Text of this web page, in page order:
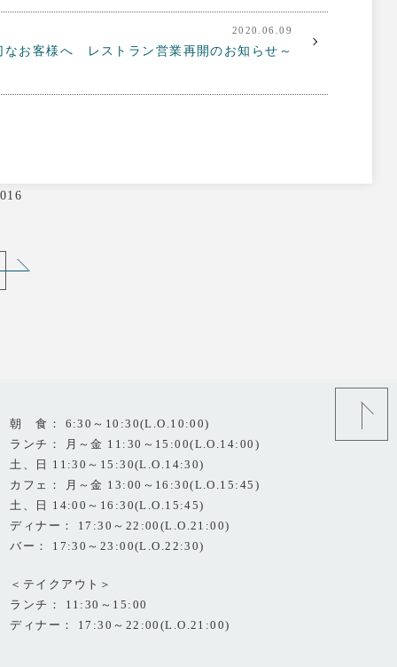
2020.06.09
なお客様へ レストラン営業再開のお知らせ～
朝 食： 6:30～10:30(L.O.10:00)
ランチ： 月～金 11:30～15:00(L.O.14:00)
土、日 11:30～15:30(L.O.14:30)
カフェ： 月～金 13:00～16:30(L.O.15:45)
土、日 14:00～16:30(L.O.15:45)
ディナー： 17:30～22:00(L.O.21:00)
バー： 17:30～23:00(L.O.22:30)
＜テイクアウト＞
ランチ： 11:30～15:00
ディナー： 17:30～22:00(L.O.21:00)